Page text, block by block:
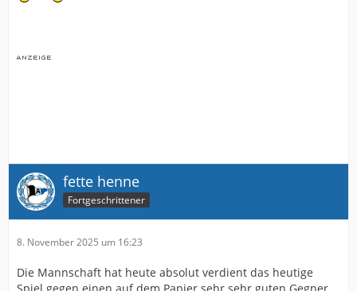
fette henne
Fortgeschrittener
8. November 2025 um 16:23
Die Mannschaft hat heute absolut verdient das heutige